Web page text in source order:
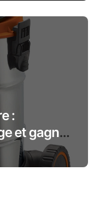
:
et gagnez